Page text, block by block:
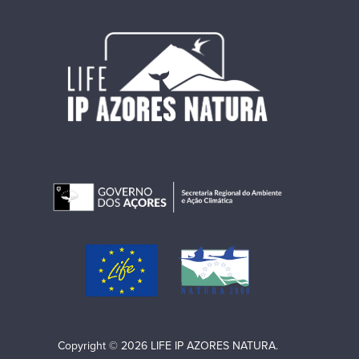
Copyright © 2026 LIFE IP AZORES NATURA.